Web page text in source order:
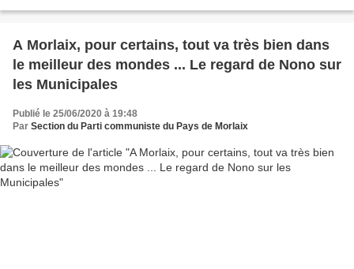
A Morlaix, pour certains, tout va très bien dans
le meilleur des mondes ... Le regard de Nono sur
les Municipales
Publié le 25/06/2020 à 19:48
Par Section du Parti communiste du Pays de Morlaix